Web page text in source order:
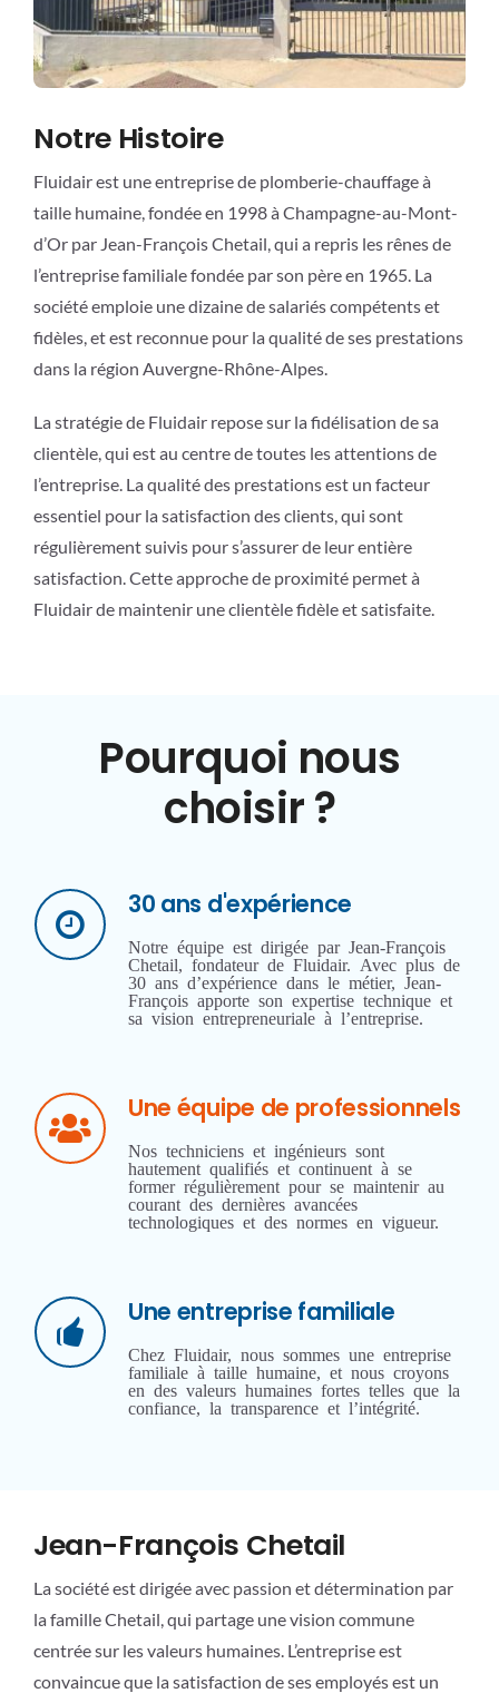
Notre Histoire
Fluidair est une entreprise de plomberie-chauffage à
taille humaine, fondée en 1998 à Champagne-au-Mont-
d’Or par Jean-François Chetail, qui a repris les rênes de
l’entreprise familiale fondée par son père en 1965. La
société emploie une dizaine de salariés compétents et
fidèles, et est reconnue pour la qualité de ses prestations
dans la région Auvergne-Rhône-Alpes.
La stratégie de Fluidair repose sur la fidélisation de sa
clientèle, qui est au centre de toutes les attentions de
l’entreprise. La qualité des prestations est un facteur
essentiel pour la satisfaction des clients, qui sont
régulièrement suivis pour s’assurer de leur entière
satisfaction. Cette approche de proximité permet à
Fluidair de maintenir une clientèle fidèle et satisfaite.
Pourquoi nous
choisir ?
30 ans d'expérience
Notre équipe est dirigée par Jean-François
Chetail, fondateur de Fluidair. Avec plus de
30 ans d’expérience dans le métier, Jean-
François apporte son expertise technique et
sa vision entrepreneuriale à l’entreprise.
Une équipe de professionnels
Nos techniciens et ingénieurs sont
hautement qualifiés et continuent à se
former régulièrement pour se maintenir au
courant des dernières avancées
technologiques et des normes en vigueur.
Une entreprise familiale
Chez Fluidair, nous sommes une entreprise
familiale à taille humaine, et nous croyons
en des valeurs humaines fortes telles que la
confiance, la transparence et l’intégrité.
Jean-François Chetail
La société est dirigée avec passion et détermination par
la famille Chetail, qui partage une vision commune
centrée sur les valeurs humaines. L’entreprise est
convaincue que la satisfaction de ses employés est un